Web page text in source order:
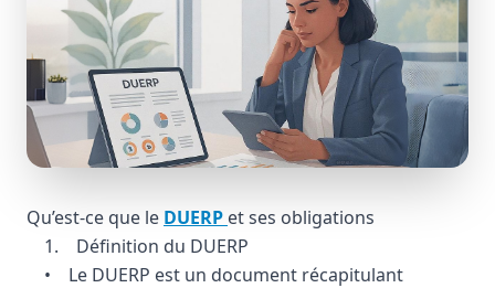
Qu’est-ce que le DUERP et ses obligations
1. Définition du DUERP
• Le DUERP est un document récapitulant